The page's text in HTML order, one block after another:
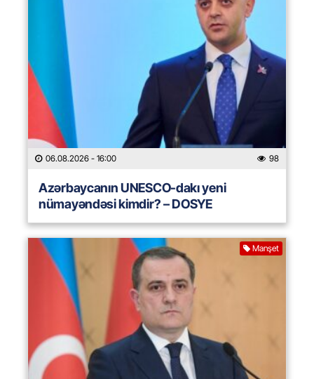
06.08.2026 - 16:00 98
Azərbaycanın UNESCO-dakı yeni
nümayəndəsi kimdir? – DOSYE
Manşet